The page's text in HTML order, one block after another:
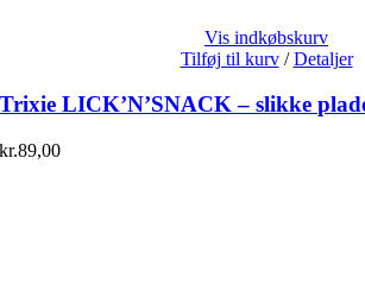
Vis indkøbskurv
Tilføj til kurv / Detaljer
Trixie LICK’N’SNACK – slikke
kr.89,00